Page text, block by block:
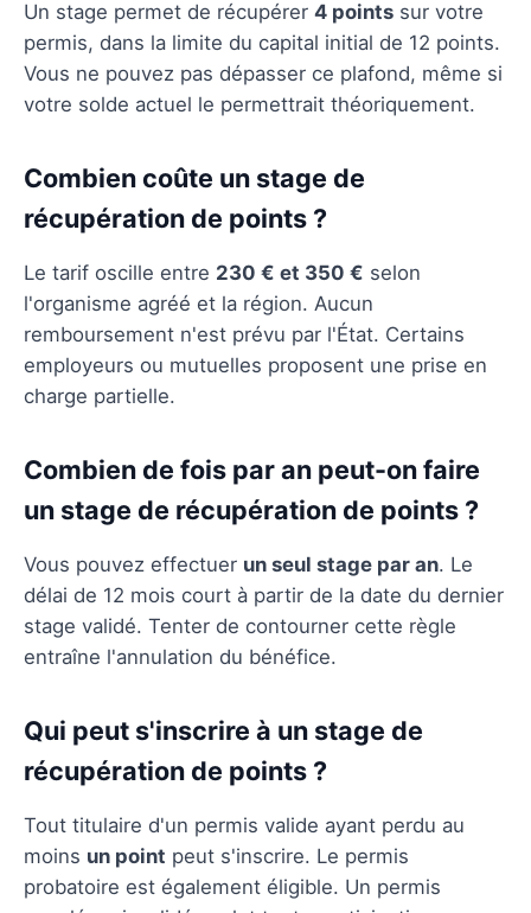
Un stage permet de récupérer 4 points sur votre
permis, dans la limite du capital initial de 12 points.
Vous ne pouvez pas dépasser ce plafond, même si
votre solde actuel le permettrait théoriquement.
Combien coûte un stage de
récupération de points ?
Le tarif oscille entre 230 € et 350 € selon
l'organisme agréé et la région. Aucun
remboursement n'est prévu par l'État. Certains
employeurs ou mutuelles proposent une prise en
charge partielle.
Combien de fois par an peut-on faire
un stage de récupération de points ?
Vous pouvez effectuer un seul stage par an. Le
délai de 12 mois court à partir de la date du dernier
stage validé. Tenter de contourner cette règle
entraîne l'annulation du bénéfice.
Qui peut s'inscrire à un stage de
récupération de points ?
Tout titulaire d'un permis valide ayant perdu au
moins un point peut s'inscrire. Le permis
probatoire est également éligible. Un permis